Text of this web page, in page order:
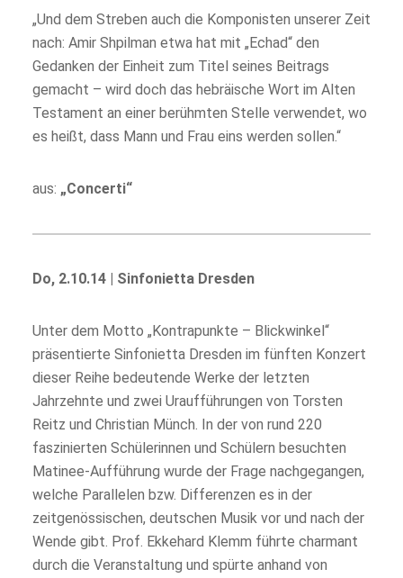
„Und dem Streben auch die Komponisten unserer Zeit
nach: Amir Shpilman etwa hat mit „Echad“ den
Gedanken der Einheit zum Titel seines Beitrags
gemacht – wird doch das hebräische Wort im Alten
Testament an einer berühmten Stelle verwendet, wo
es heißt, dass Mann und Frau eins werden sollen.“
aus: „Concerti“
Do, 2.10.14 | Sinfonietta Dresden
Unter dem Motto „Kontrapunkte – Blickwinkel“
präsentierte Sinfonietta Dresden im fünften Konzert
dieser Reihe bedeutende Werke der letzten
Jahrzehnte und zwei Uraufführungen von Torsten
Reitz und Christian Münch. In der von rund 220
faszinierten Schülerinnen und Schülern besuchten
Matinee-Aufführung wurde der Frage nachgegangen,
welche Parallelen bzw. Differenzen es in der
zeitgenössischen, deutschen Musik vor und nach der
Wende gibt. Prof. Ekkehard Klemm führte charmant
durch die Veranstaltung und spürte anhand von